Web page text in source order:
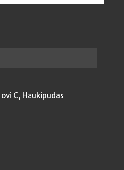
C, Haukipudas